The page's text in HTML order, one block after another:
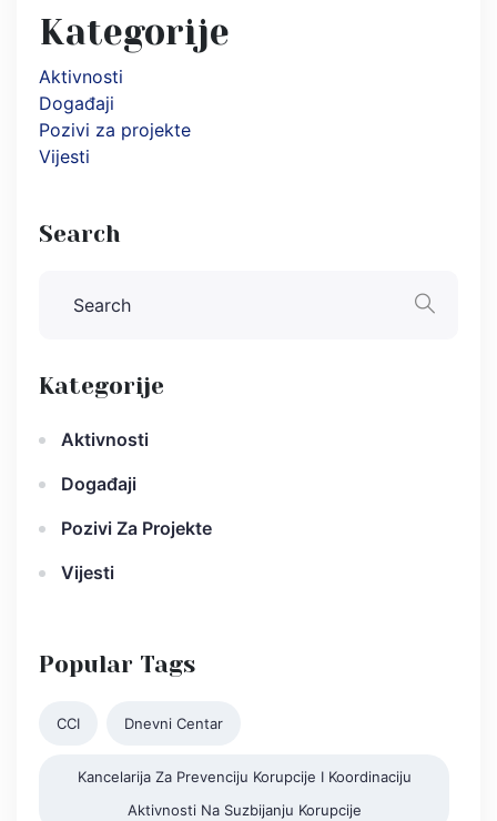
Kategorije
Aktivnosti
Događaji
Pozivi za projekte
Vijesti
Search
Kategorije
Aktivnosti
Događaji
Pozivi Za Projekte
Vijesti
Popular Tags
CCI Dnevni Centar
Kancelarija Za Prevenciju Korupcije I Koordinaciju
Aktivnosti Na Suzbijanju Korupcije